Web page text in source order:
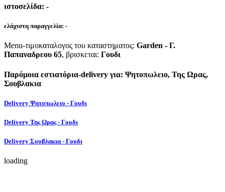
ιστοσελίδα: -
ελάχιστη παραγγελία: -
Menu-τιμοκαταλογος του καταστηματος: Garden - Γ.
Παπαναδρεου 65, βρισκεται: Γουδι
Παρόμοια εστιατόρια-delivery για: Ψητοπωλειο, Της Ωρας,
Σουβλακια
Delivery Ψητοπωλειο - Γουδι
Delivery Της Ωρας - Γουδι
Delivery Σουβλακια - Γουδι
loading